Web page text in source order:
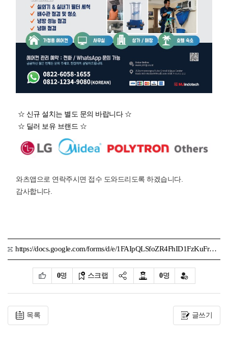
☆ 신규 설치는 별도 문의 바랍니다 ☆
☆ 딜러 보유 브랜드 ☆
와츠앱으로 연락주시면 접수 도와드리도록 하겠습니다.
감사합니다.
https://docs.google.com/forms/d/e/1FAIpQLSfoZR4FhID1FzKuFrHHpwzKsjhLmTOEgO_DYqWEUshf_oPwZA/viewform?usp=dialog
0명 스크랩 0명
목록 글쓰기